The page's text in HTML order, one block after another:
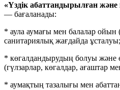
«Үздік абаттандырылған
— бағаланады:
* аула аумағы мен балалар ойын
санитариялық жағдайда ұсталуы;
* көгалдандырудың болуы және
(гүлзарлар, көгалдар, ағаштар
* аумақтың тазалығы мен